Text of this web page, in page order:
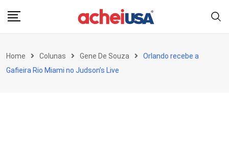
Home Colunas Gene De Souza
Orlando recebe a
Gafieira Rio Miami no Judson’s Live